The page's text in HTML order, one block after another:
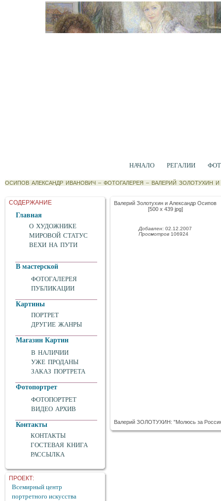
НАЧАЛО РЕГАЛИИ
ОСИПОВ АЛЕКСАНДР ИВАНОВИЧ – ФОТОГАЛЕРЕЯ – ВАЛЕРИЙ ЗОЛОТУХИН
СОДЕРЖАНИЕ
Главная
О ХУДОЖНИКЕ
МИРОВОЙ СТАТУС
ВЕХИ НА ПУТИ
В мастерской
ФОТОГАЛЕРЕЯ
ПУБЛИКАЦИИ
Картины
ПОРТРЕТ
ДРУГИЕ ЖАНРЫ
Магазин Картин
В НАЛИЧИИ
УЖЕ ПРОДАНЫ
ЗАКАЗ ПОРТРЕТА
Фотопортрет
ФОТОПОРТРЕТ
ВИДЕО АРХИВ
Контакты
КОНТАКТЫ
ГОСТЕВАЯ КНИГА
РАССЫЛКА
ПРОЕКТ:
Всемирный центр
портретного искусства
Валерий Золотухин и Александр Осипов
[500 x 439 jpg]
Добавлен: 02.12.2007
Просмотров 106924
Валерий ЗОЛОТУХИН: "Молюсь за